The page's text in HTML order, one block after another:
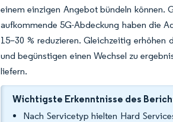
einem einzigen Angebot bündeln können.
aufkommende 5G-Abdeckung haben die
15–30 % reduzieren. Gleichzeitig
und begünstigen einen Wechsel zu
liefern.
Wichtigste Erkenntnisse des
Nach Servicetyp hielten Hard